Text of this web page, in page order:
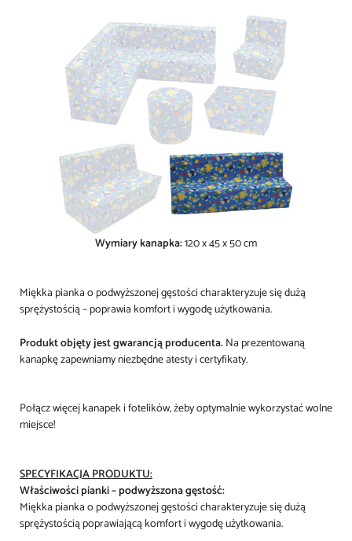
Wymiary kanapka:120 x 45 x 50 cm
Miękka pianka o podwyższonej gęstości charakteryzuje się dużą
sprężystością – poprawia komfort i wygodę użytkowania.
Produkt objęty jest gwarancją producenta.Na prezentowaną
kanapkę zapewniamy niezbędne atesty i certyfikaty.
Połącz więcej kanapek i fotelików, żeby optymalnie wykorzystać wolne
miejsce!
SPECYFIKACJA PRODUKTU:
Właściwości pianki – podwyższona gęstość:
Miękka pianka o podwyższonej gęstości charakteryzuje się dużą
sprężystością poprawiającą komfort i wygodę użytkowania.